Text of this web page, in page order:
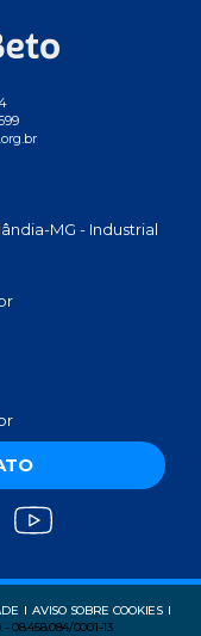
MG - Industrial
AVISO SOBRE COOKIES
08.458.084/0001-13